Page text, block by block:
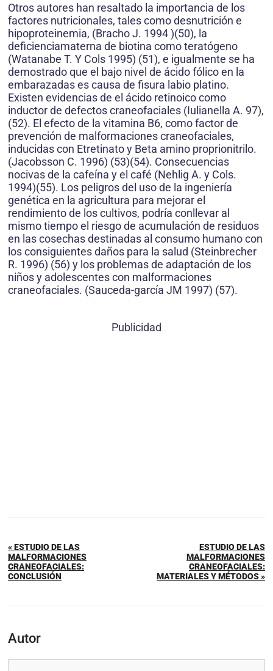
Otros autores han resaltado la importancia de los
factores nutricionales, tales como desnutrición e
hipoproteinemia, (Bracho J. 1994 )(50), la
deficienciamaterna de biotina como teratógeno
(Watanabe T. Y Cols 1995) (51), e igualmente se ha
demostrado que el bajo nivel de ácido fólico en la
embarazadas es causa de fisura labio platino.
Existen evidencias de el ácido retinoico como
inductor de defectos craneofaciales (Iulianella A. 97),
(52). El efecto de la vitamina B6, como factor de
prevención de malformaciones craneofaciales,
inducidas con Etretinato y Beta amino proprionitrilo.
(Jacobsson C. 1996) (53)(54). Consecuencias
nocivas de la cafeína y el café (Nehlig A. y Cols.
1994)(55). Los peligros del uso de la ingeniería
genética en la agricultura para mejorar el
rendimiento de los cultivos, podría conllevar al
mismo tiempo el riesgo de acumulación de residuos
en las cosechas destinadas al consumo humano con
los consiguientes daños para la salud (Steinbrecher
R. 1996) (56) y los problemas de adaptación de los
niños y adolescentes con malformaciones
craneofaciales. (Sauceda-garcía JM 1997) (57).
Publicidad
« ESTUDIO DE LAS
MALFORMACIONES
CRANEOFACIALES:
CONCLUSIÓN
ESTUDIO DE LAS
MALFORMACIONES
CRANEOFACIALES:
MATERIALES Y MÉTODOS »
Autor